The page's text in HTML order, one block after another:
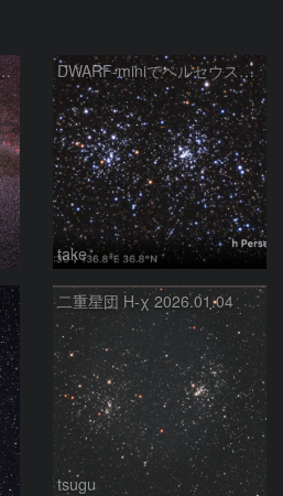
の空域 260720 DWARF-miniでペルセウス座の二重星団
take
二重星団 H-χ 2026.01.04
tsugu